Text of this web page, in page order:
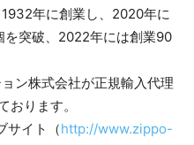
年に創業し、2020年に
突破、2022年には創業90
ン株式会社が正規輸入代理
ります。
サイト（http://www.zippo-